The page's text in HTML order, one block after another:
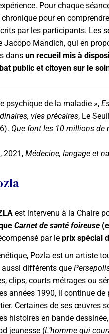
Pour chaque
pour en
par les participants. Les
Jacopo Mandich, qui en
dans un recueil mis à
public et citoyen sur le
psychique de la maladie »,
vies précaires, Le
Que font les 10 millions de
2021, Médecine, langage et
est intervenu à la Chaire
Carnet de santé foireuse
par le prix spécial
Pozla est un artiste
différents que
clips, courts métrages ou
années 1990, il continue
Certaines de ses œuvres
histoires en bande
jeunesse (L’homme qui